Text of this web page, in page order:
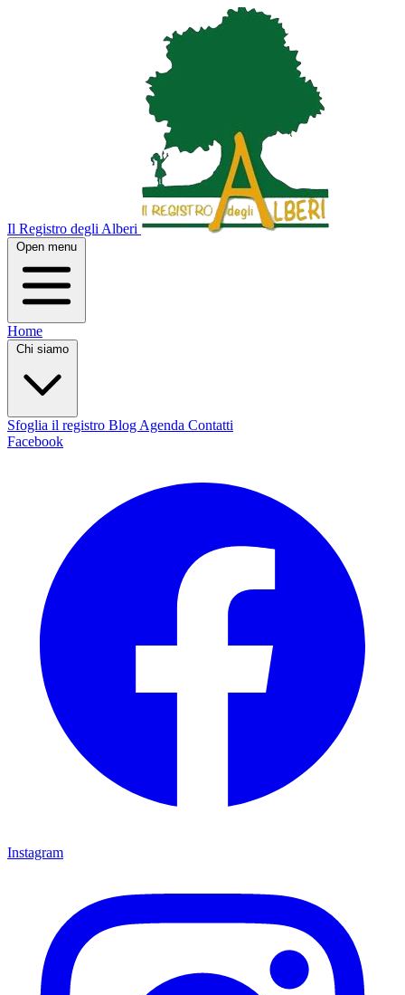
Il Registro degli Alberi
Open menu
Home
Chi siamo
Sfoglia il registro Blog Agenda Contatti
Facebook
Instagram